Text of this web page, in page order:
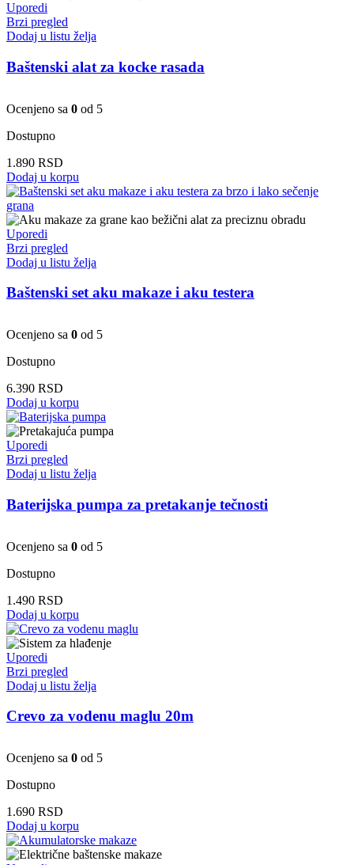
Uporedi
Brzi pregled
Dodaj u listu želja
Baštenski alat za kocke rasada
Ocenjeno sa 0 od 5
Dostupno
1.890 RSD
Dodaj u korpu
Uporedi
Brzi pregled
Dodaj u listu želja
Baštenski set aku makaze i aku testera
Ocenjeno sa 0 od 5
Dostupno
6.390 RSD
Dodaj u korpu
Uporedi
Brzi pregled
Dodaj u listu želja
Baterijska pumpa za pretakanje tečnosti
Ocenjeno sa 0 od 5
Dostupno
1.490 RSD
Dodaj u korpu
Uporedi
Brzi pregled
Dodaj u listu želja
Crevo za vodenu maglu 20m
Ocenjeno sa 0 od 5
Dostupno
1.690 RSD
Dodaj u korpu